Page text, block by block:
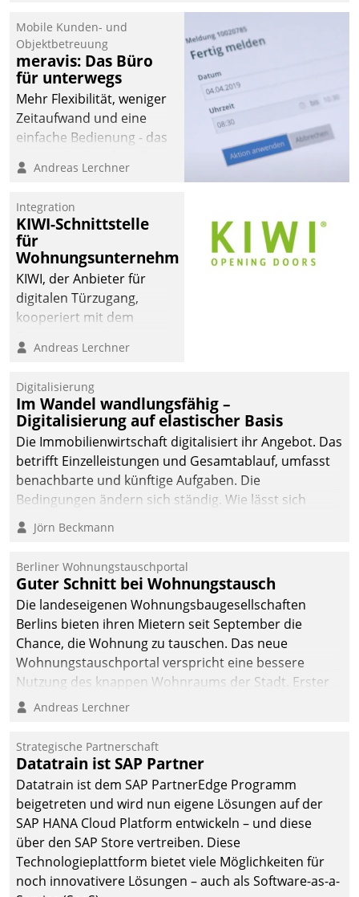
Mobile Kunden- und
Objektbetreuung
meravis: Das Büro
für unterwegs
Mehr Flexibilität, weniger
Zeitaufwand und eine
einfache Bedienung - das
Cockpit für mobile
Datatrain. Die meravis
Wohnungsbau- und
Immobilien GmbH hat
sich dabei für den Betrieb
der Lösung über die SAP
Cloud Platform
Unternehmen am
Andreas Lerchner
Integration
KIWI-Schnittstelle
für
Wohnungsunternehmen
KIWI, der Anbieter für
digitalen Türzugang,
kooperiert mit dem
Softwareentwicklungshaus
Andreas Lerchner
Digitalisierung
Im Wandel wandlungsfähig –
Digitalisierung auf elastischer Basis
Die Immobilienwirtschaft digitalisiert ihr Angebot. Das
betrifft Einzelleistungen und Gesamtablauf, umfasst
benachbarte und künftige Aufgaben. Die
Bedingungen ändern sich ständig. Wie lässt sich
technisch die Kontrolle wahren und zugleich Freiraum
fürs Wachsen öffnen?
Jörn Beckmann
Berliner Wohnungstauschportal
Guter Schnitt bei Wohnungstausch
Die landeseigenen Wohnungsbaugesellschaften
Berlins bieten ihren Mietern seit September die
Chance, die Wohnung zu tauschen. Das neue
Wohnungstauschportal verspricht eine bessere
Nutzung des knappen Wohnraums der Stadt. Erster
Anwendungsfall für Datatrains Lösung API-Hub mit
Unternehmen.
Andreas Lerchner
Strategische Partnerschaft
Datatrain ist SAP Partner
Datatrain ist dem SAP PartnerEdge Programm
beigetreten und wird nun eigene Lösungen auf der
SAP HANA Cloud Platform entwickeln – und diese
über den SAP Store vertreiben. Diese
Technologieplattform bietet viele Möglichkeiten für
noch innovativere Lösungen – auch als Software-as-a-